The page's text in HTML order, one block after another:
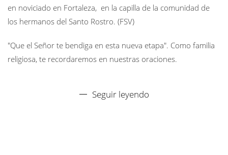
en noviciado en Fortaleza, en la capilla de la comunidad de
los hermanos del Santo Rostro. (FSV)
"Que el Señor te bendiga en esta nueva etapa". Como familia
religiosa, te recordaremos en nuestras oraciones.
Seguir leyendo